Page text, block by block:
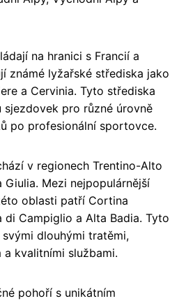
na hranici s Francií a
známé lyžařské střediska jako
a Cervinia. Tyto střediska
sjezdovek pro různé úrovně
po profesionální sportovce.
v regionech Trentino-Alto
Giulia. Mezi nejpopulárnější
oblasti patří Cortina
di Campiglio a Alta Badia. Tyto
dlouhými tratěmi,
kvalitními službami.
pohoří s unikátním